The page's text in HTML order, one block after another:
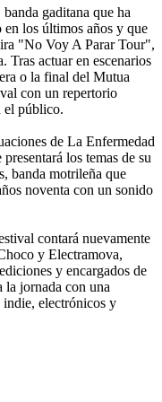
gaditana que ha
los últimos años y que
"No Voy A Parar Tour",
Tras actuar en escenarios
o la final del Mutua
con un repertorio
el público.
de La Enfermedad
los temas de su
banda motrileña que
noventa con un sonido
contará nuevamente
y Electramova,
y encargados de
la jornada con una
indie, electrónicos y